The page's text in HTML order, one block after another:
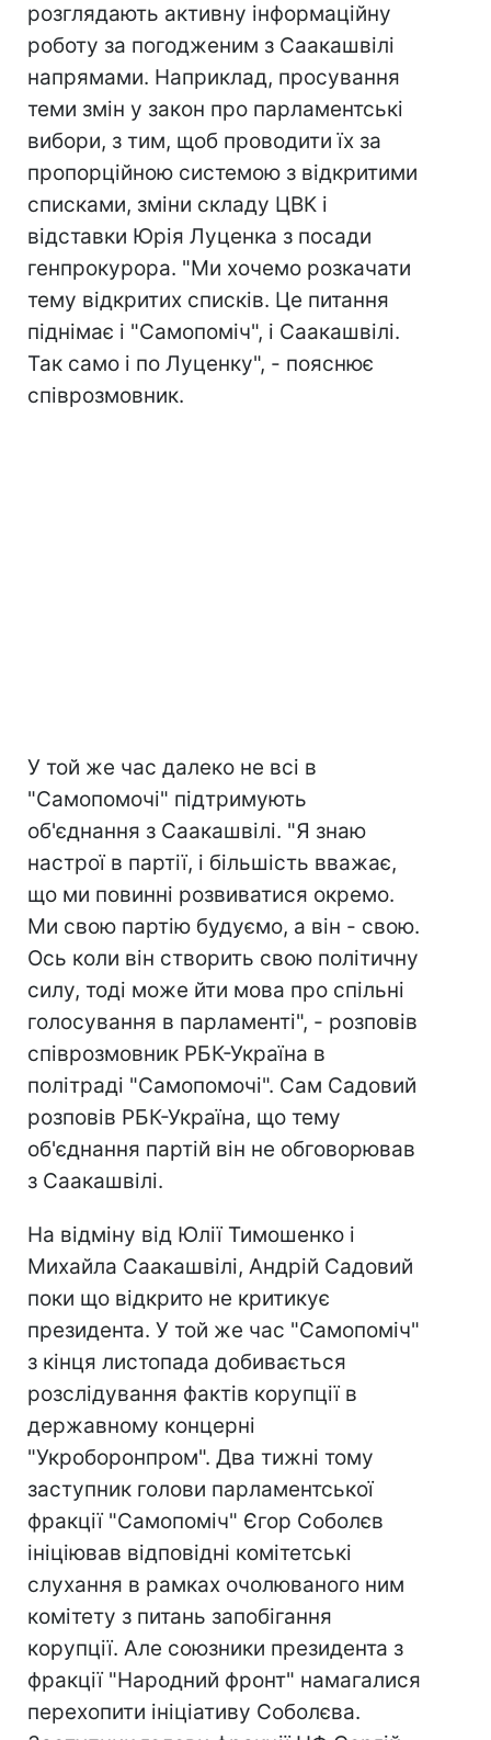
розглядають активну інформаційну
роботу за погодженим з Саакашвілі
напрямами. Наприклад, просування
теми змін у закон про парламентські
вибори, з тим, щоб проводити їх за
пропорційною системою з відкритими
списками, зміни складу ЦВК і
відставки Юрія Луценка з посади
генпрокурора. "Ми хочемо розкачати
тему відкритих списків. Це питання
піднімає і "Самопоміч", і Саакашвілі.
Так само і по Луценку", - пояснює
співрозмовник.
У той же час далеко не всі в
"Самопомочі" підтримують
об'єднання з Саакашвілі. "Я знаю
настрої в партії, і більшість вважає,
що ми повинні розвиватися окремо.
Ми свою партію будуємо, а він - свою.
Ось коли він створить свою політичну
силу, тоді може йти мова про спільні
голосування в парламенті", - розповів
співрозмовник РБК-Україна в
політраді "Самопомочі". Сам Садовий
розповів РБК-Україна, що тему
об'єднання партій він не обговорював
з Саакашвілі.
На відміну від Юлії Тимошенко і
Михайла Саакашвілі, Андрій Садовий
поки що відкрито не критикує
президента. У той же час "Самопоміч"
з кінця листопада добивається
розслідування фактів корупції в
державному концерні
"Укроборонпром". Два тижні тому
заступник голови парламентської
фракції "Самопоміч" Єгор Соболєв
ініціював відповідні комітетські
слухання в рамках очолюваного ним
комітету з питань запобігання
корупції. Але союзники президента з
фракції "Народний фронт" намагалися
перехопити ініціативу Соболєва.